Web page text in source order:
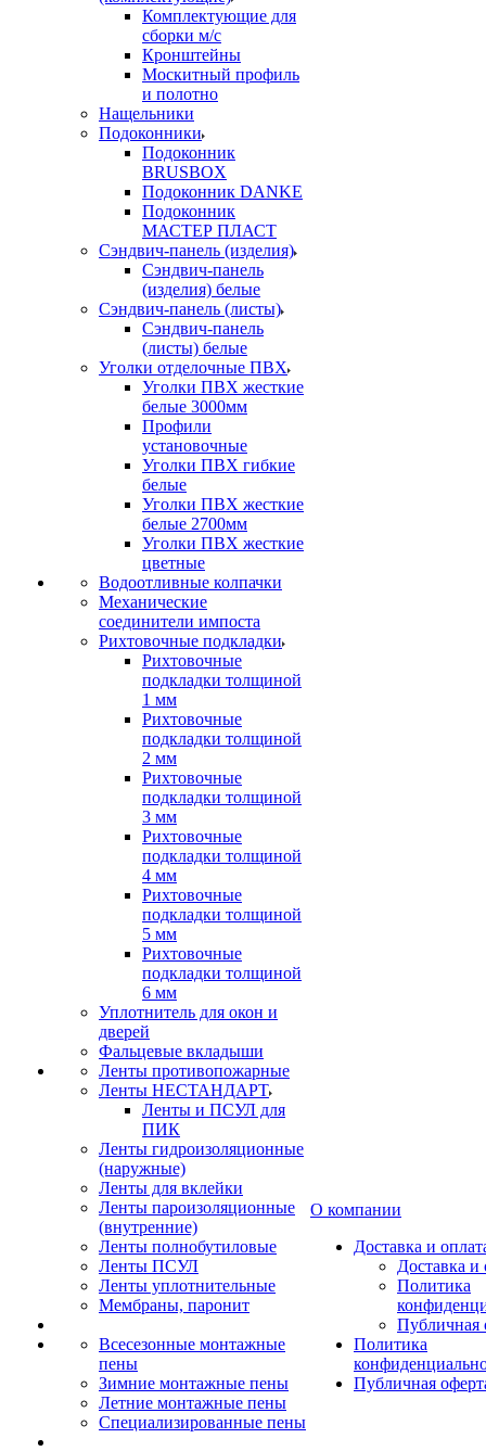
Комплектующие для
сборки м/с
Кронштейны
Москитный профиль
и полотно
Нащельники
Подоконники
Подоконник
BRUSBOX
Подоконник DANKE
Подоконник
МАСТЕР ПЛАСТ
Сэндвич-панель (изделия)
Сэндвич-панель
(изделия) белые
Сэндвич-панель (листы)
Сэндвич-панель
(листы) белые
Уголки отделочные ПВХ
Уголки ПВХ жесткие
белые 3000мм
Профили
установочные
Уголки ПВХ гибкие
белые
Уголки ПВХ жесткие
белые 2700мм
Уголки ПВХ жесткие
цветные
Водоотливные колпачки
Механические
соединители импоста
Рихтовочные подкладки
Рихтовочные
подкладки толщиной
1 мм
Рихтовочные
подкладки толщиной
2 мм
Рихтовочные
подкладки толщиной
3 мм
Рихтовочные
подкладки толщиной
4 мм
Рихтовочные
подкладки толщиной
5 мм
Рихтовочные
подкладки толщиной
6 мм
Уплотнитель для окон и
дверей
Фальцевые вкладыши
Ленты противопожарные
Ленты НЕСТАНДАРТ
Ленты и ПСУЛ для
ПИК
Ленты гидроизоляционные
(наружные)
Ленты для вклейки
Ленты пароизоляционные
(внутренние)
Ленты полнобутиловые
Ленты ПСУЛ
Ленты уплотнительные
Мембраны, паронит
Всесезонные монтажные
пены
Зимние монтажные пены
Летние монтажные пены
Специализированные пены
О компании
Доставка и
Доставка и
Политика
Публичная
Политика
Публичная